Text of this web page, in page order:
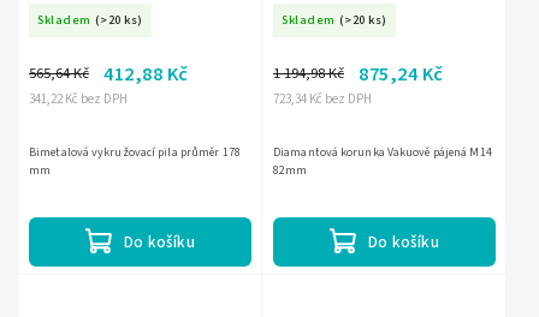
Skladem (>20 ks)
341,22 Kč bez DPH
565,64 Kč 412,88 Kč
Do košíku
Bimetalová vykružovací pila průměr 178
mm
Skladem (>20 ks)
723,34 Kč bez DPH
1 194,98 Kč 875,24 Kč
Do košíku
Diamantová korunka Vakuově pájená M14
82mm